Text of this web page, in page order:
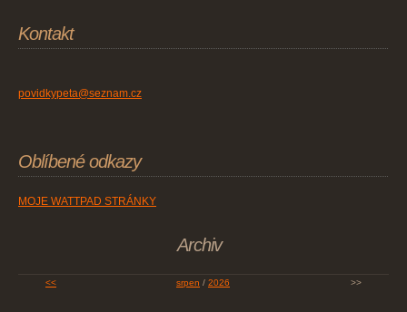
Kontakt
povidkypeta@seznam.cz
Oblíbené odkazy
MOJE WATTPAD STRÁNKY
Archiv
<< srpen / 2026 >>